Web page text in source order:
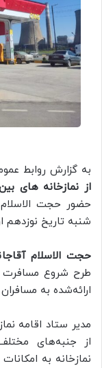
به گزارش روابط
از نمازخانه های
حضور حجت الاسلام
شنبه تاریخ نوزدهم
حجت الاسلام
طرح شروع مسافرت
ارائه‌شده به
مدیر ستاد اقامه
از جنبه‌های
نمازخانه به